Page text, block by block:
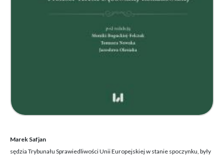
Marek Safjan
sędzia Trybunału Sprawiedliwości Unii Europejskiej w stanie spoczynku, były